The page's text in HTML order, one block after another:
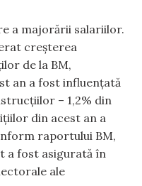
a majorării salariilor.
creșterea
de la BM,
an a fost influențată
– 1,2% din
din acest an a
raportului BM,
a fost asigurată în
ale